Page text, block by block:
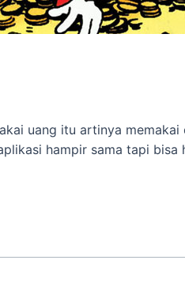
uang itu artinya memakai
hampir sama tapi bisa